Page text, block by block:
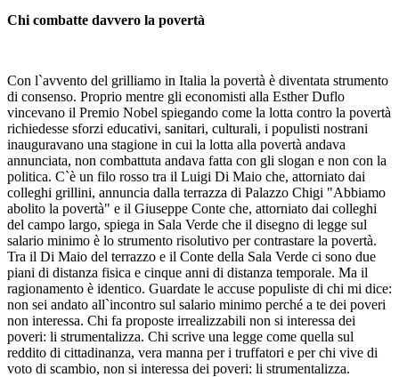
Chi combatte davvero la povertà
Con l`avvento del grilliamo in Italia la povertà è diventata strumento
di consenso. Proprio mentre gli economisti alla Esther Duflo
vincevano il Premio Nobel spiegando come la lotta contro la povertà
richiedesse sforzi educativi, sanitari, culturali, i populisti nostrani
inauguravano una stagione in cui la lotta alla povertà andava
annunciata, non combattuta andava fatta con gli slogan e non con la
politica. C`è un filo rosso tra il Luigi Di Maio che, attorniato dai
colleghi grillini, annuncia dalla terrazza di Palazzo Chigi "Abbiamo
abolito la povertà" e il Giuseppe Conte che, attorniato dai colleghi
del campo largo, spiega in Sala Verde che il disegno di legge sul
salario minimo è lo strumento risolutivo per contrastare la povertà.
Tra il Di Maio del terrazzo e il Conte della Sala Verde ci sono due
piani di distanza fisica e cinque anni di distanza temporale. Ma il
ragionamento è identico. Guardate le accuse populiste di chi mi dice:
non sei andato all`incontro sul salario minimo perché a te dei poveri
non interessa. Chi fa proposte irrealizzabili non si interessa dei
poveri: li strumentalizza. Chi scrive una legge come quella sul
reddito di cittadinanza, vera manna per i truffatori e per chi vive di
voto di scambio, non si interessa dei poveri: li strumentalizza.